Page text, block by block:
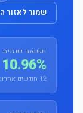
שמור לאזור
תשואה שנתית
10.96%
12 חודשים אחרונים